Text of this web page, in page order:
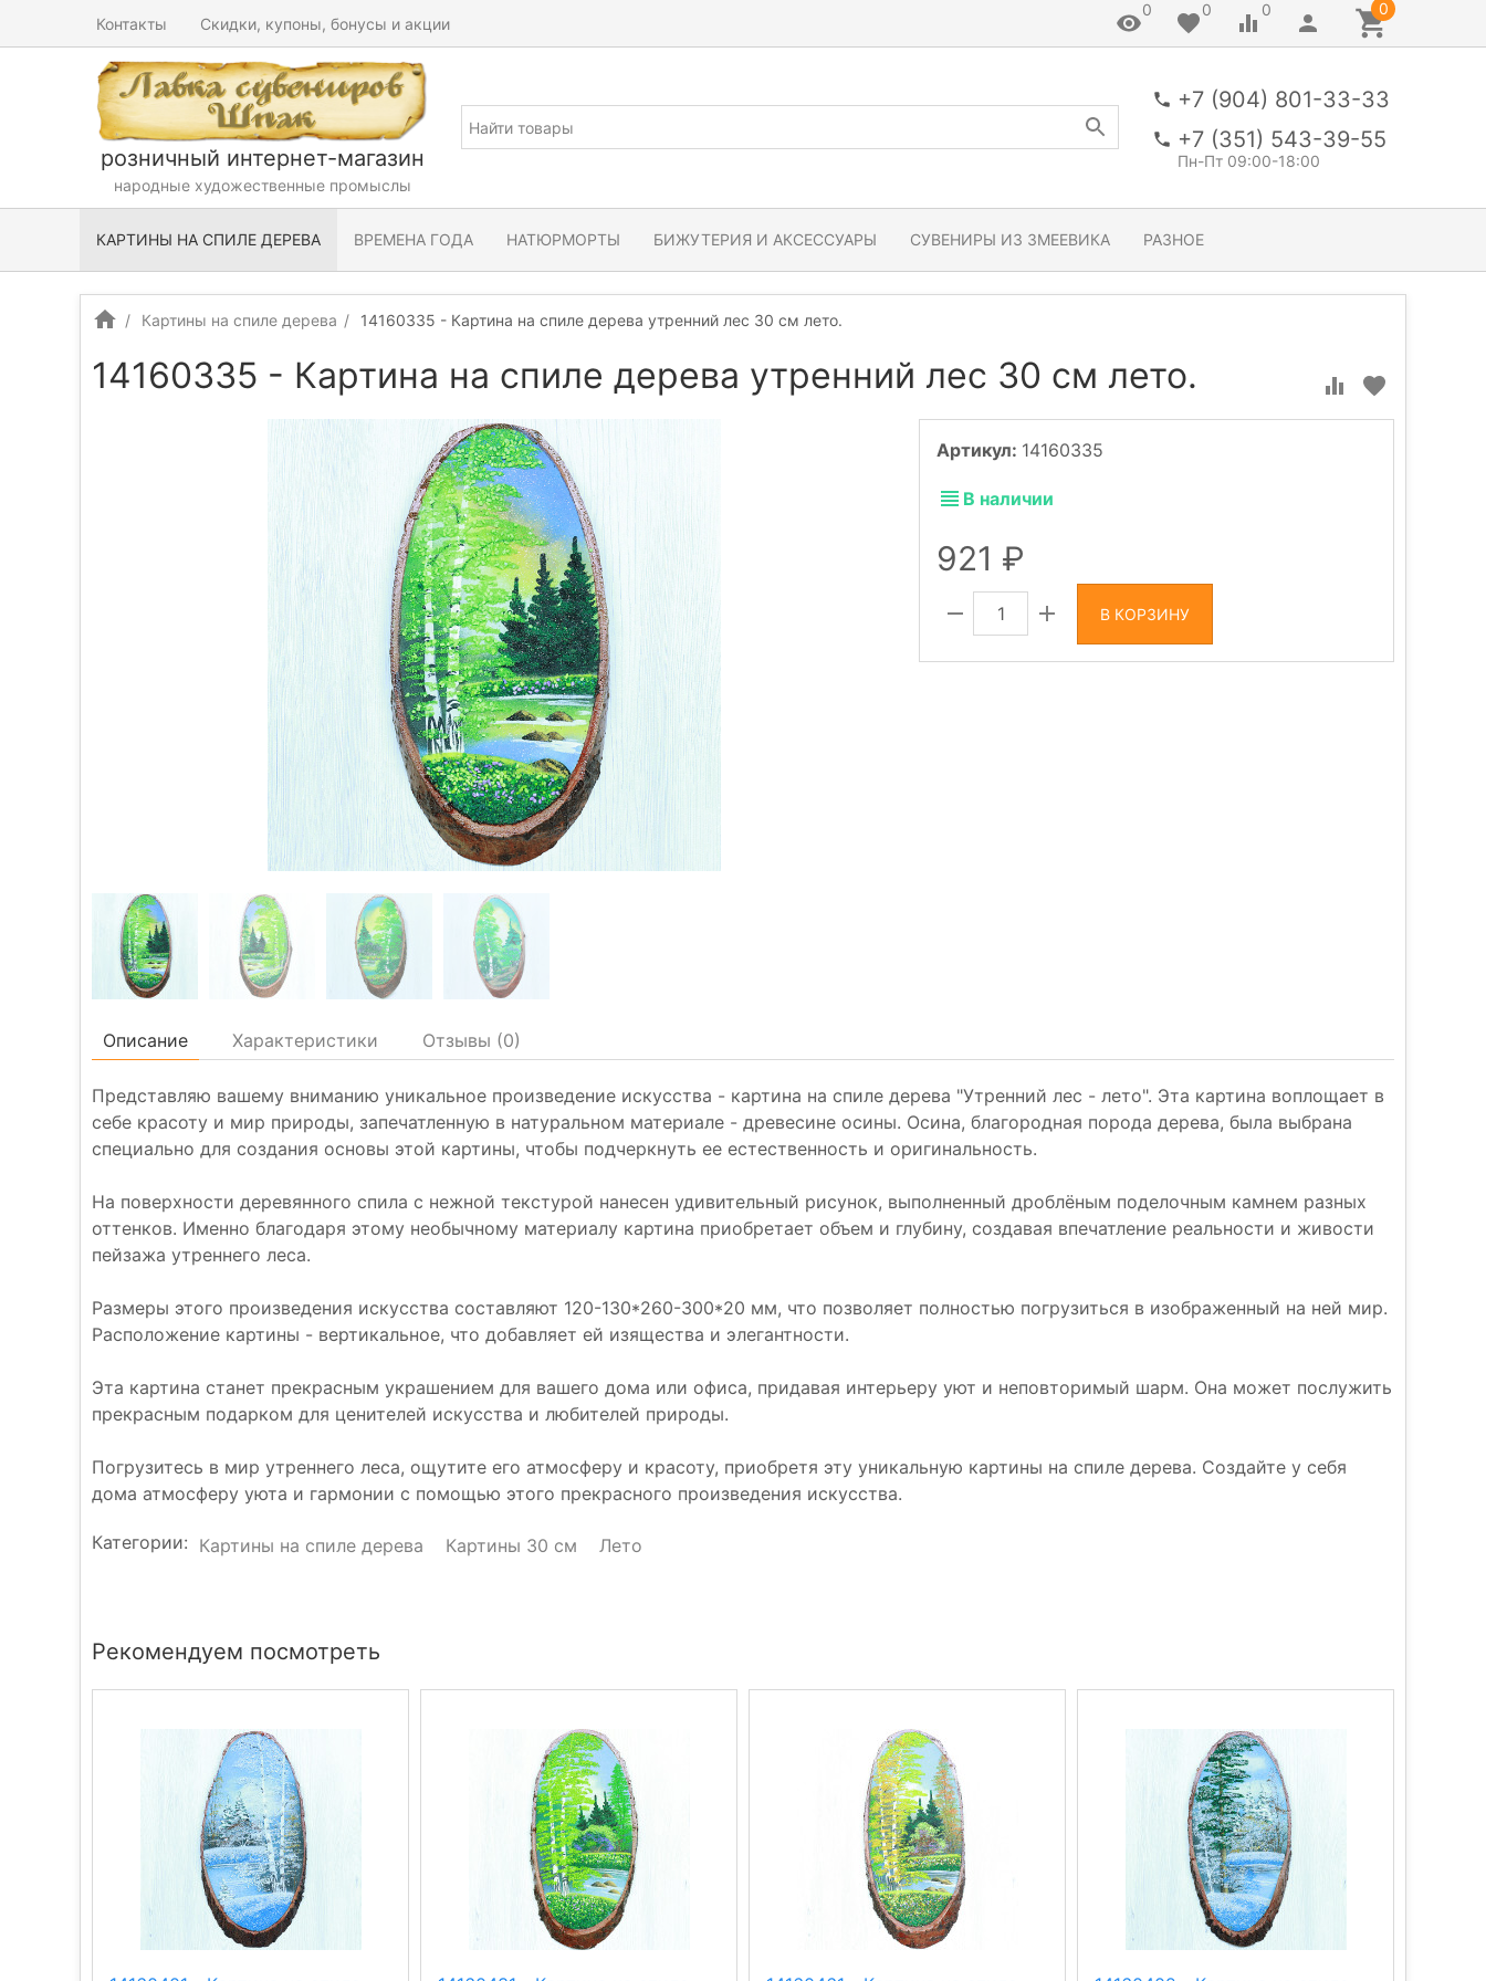
Контакты Скидки, купоны, бонусы и акции
0 0 0 0
розничный интернет-магазин
народные художественные промыслы
+7 (904) 801-33-33
+7 (351) 543-39-55
Пн-Пт 09:00-18:00
КАРТИНЫ НА СПИЛЕ ДЕРЕВА ВРЕМЕНА ГОДА НАТЮРМОРТЫ БИЖУТЕРИЯ И АКСЕССУАРЫ СУВЕНИРЫ ИЗ ЗМЕЕВИКА РАЗНОЕ
Картины на спиле дерева 14160335 - Картина на спиле дерева утренний лес 30 см лето.
14160335 - Картина на спиле дерева утренний лес 30 см лето.
Артикул: 14160335
В наличии
921
В КОРЗИНУ
Описание Характеристики Отзывы (0)
Представляю вашему вниманию уникальное произведение искусства - картина на спиле дерева "Утренний лес - лето". Эта картина воплощает в
себе красоту и мир природы, запечатленную в натуральном материале - древесине осины. Осина, благородная порода дерева, была выбрана
специально для создания основы этой картины, чтобы подчеркнуть ее естественность и оригинальность.
На поверхности деревянного спила с нежной текстурой нанесен удивительный рисунок, выполненный дроблёным поделочным камнем разных
оттенков. Именно благодаря этому необычному материалу картина приобретает объем и глубину, создавая впечатление реальности и живости
пейзажа утреннего леса.
Размеры этого произведения искусства составляют 120-130*260-300*20 мм, что позволяет полностью погрузиться в изображенный на ней мир.
Расположение картины - вертикальное, что добавляет ей изящества и элегантности.
Эта картина станет прекрасным украшением для вашего дома или офиса, придавая интерьеру уют и неповторимый шарм. Она может послужить
прекрасным подарком для ценителей искусства и любителей природы.
Погрузитесь в мир утреннего леса, ощутите его атмосферу и красоту, приобретя эту уникальную картины на спиле дерева. Создайте у себя
дома атмосферу уюта и гармонии с помощью этого прекрасного произведения искусства.
Категории: Картины на спиле дерева Картины 30 см Лето
Рекомендуем посмотреть